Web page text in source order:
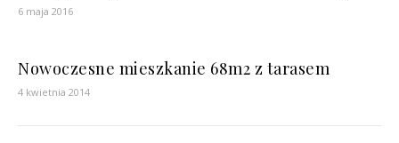
6 maja 2016
Nowoczesne mieszkanie 68m2 z tarasem
4 kwietnia 2014